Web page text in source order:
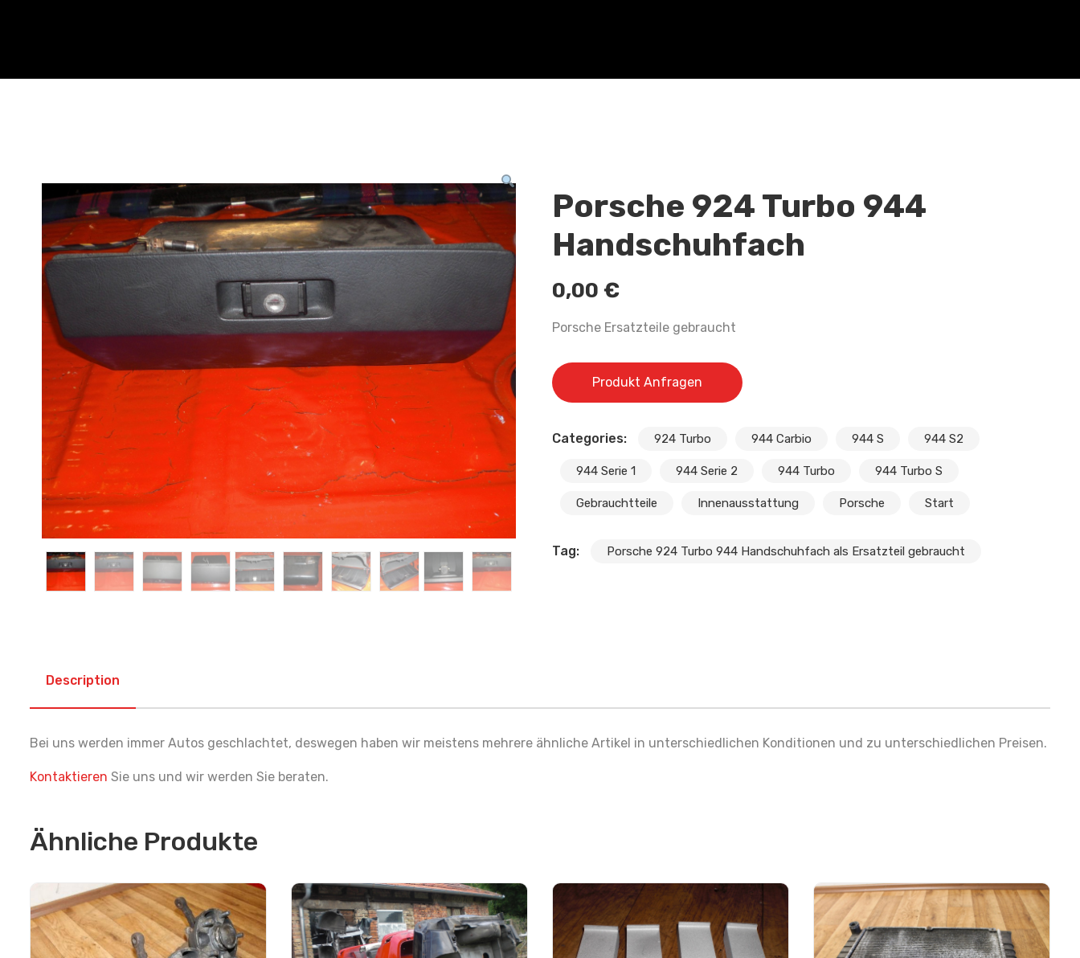
Porsche 924 Turbo 944
Handschuhfach
0,00 €
Porsche Ersatzteile gebraucht
Produkt Anfragen
Categories: 924 Turbo 944 Carbio 944 S 944 S2
944 Serie 1 944 Serie 2 944 Turbo 944 Turbo S
Gebrauchtteile Innenausstattung Porsche Start
Tag: Porsche 924 Turbo 944 Handschuhfach als Ersatzteil gebraucht
Description
Bei uns werden immer Autos geschlachtet, deswegen haben wir meistens mehrere ähnliche Artikel in unterschiedlichen Konditionen und zu unterschiedlichen Preisen.
Kontaktieren Sie uns und wir werden Sie beraten.
Ähnliche Produkte